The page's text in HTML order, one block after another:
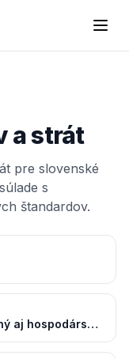
a strát
pre slovenské
s
štandardov.
Kalendárny rok (jan. – dec.); možný aj hospodársky rok